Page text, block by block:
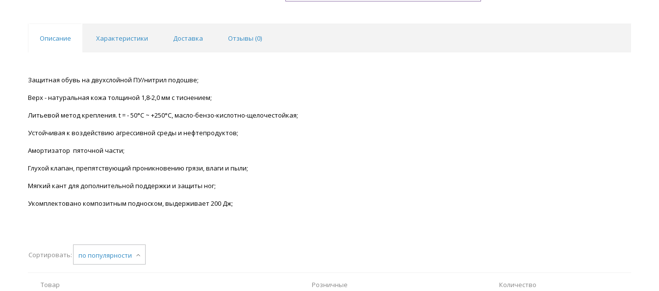
Описание Характеристики Доставка Отзывы (0)
Защитная обувь на двухслойной ПУ/нитрил подошве;
Верх - натуральная кожа толщиной 1,8-2,0 мм с тиснением;
Литьевой метод крепления. t = - 50°С ~ +250°С, масло-бензо-кислотно-щелочестойкая;
Устойчивая к воздействию агрессивной среды и нефтепродуктов;
Амортизатор пяточной части;
Глухой клапан, препятствующий проникновению грязи, влаги и пыли;
Мягкий кант для дополнительной поддержки и защиты ног;
Укомплектовано композитным подноском, выдерживает 200 Дж;
Сортировать: по популярности
Товар Розничные Количество